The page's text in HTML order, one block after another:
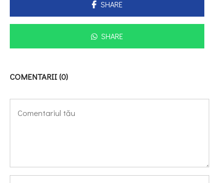
SHARE
SHARE
COMENTARII (0)